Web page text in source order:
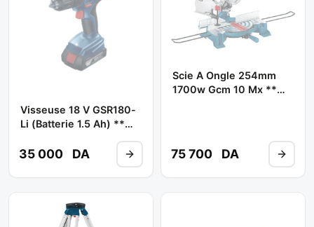
Visseuse 18 V GSR180-
Li (batterie 1.5 Ah) **
35 000 DA
Scie A Ongle 254mm
1700w Gcm 10 Mx **
75 700 DA